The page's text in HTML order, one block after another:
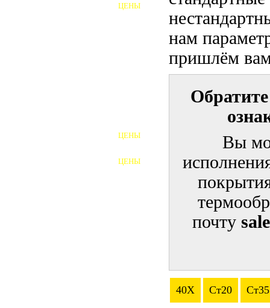
нам
пришлём
Вы
почту
40Х Ст20 Ст35
ЦЕНЫ
ЦЕНЫ
ЦЕНЫ